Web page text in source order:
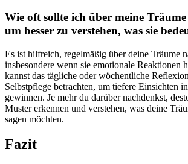
Wie oft sollte ‌ich ⁤über meine
um besser zu ​verstehen, was sie
Es ist hilfreich, regelmäßig über deine Träume
insbesondere‍ wenn sie emotionale Reaktionen
kannst das tägliche oder wöchentliche
Selbstpflege betrachten, um tiefere‌ Einsichten
gewinnen. Je‌ mehr du darüber‍ nachdenkst,⁢
⁣Muster erkennen und verstehen, was deine
sagen möchten.
Fazit